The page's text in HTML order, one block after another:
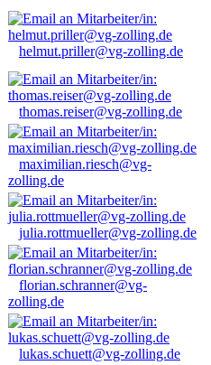
helmut.priller@vg-zolling.de
thomas.reiser@vg-zolling.de
maximilian.riesch@vg-
zolling.de
julia.rottmueller@vg-zolling.de
florian.schranner@vg-
zolling.de
lukas.schuett@vg-zolling.de